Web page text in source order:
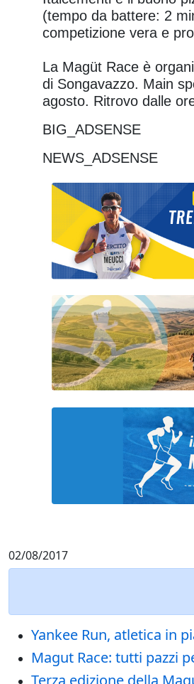
(tempo da battere: 2
competizione vera e
La Magüt Race è
di Songavazzo. Main
agosto. Ritrovo dalle
BIG_ADSENSE
NEWS_ADSENSE
02/08/2017
Yankee Run, atletica in
Magut Race: tutti pazzi
Terza edizione della